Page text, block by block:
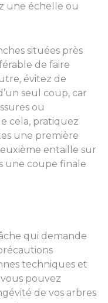
une échelle ou
situées près
de faire
évitez de
seul coup, car
ou
cela, pratiquez
une première
entaille sur
une coupe finale
qui demande
techniques et
pouvez
de vos arbres